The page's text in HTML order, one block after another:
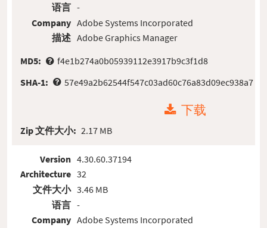
语言
Company
描述
-
Adobe Systems Incorporated
Adobe Graphics Manager
MD5:
f4e1b274a0b05939112e3917b9c3f1d8
SHA-1:
57e49a2b62544f547c03ad60c76a83d09ec938a7
下载
Zip 文件大小: 2.17 MB
Version
Architecture
文件大小
语言
Company
4.30.60.37194
32
3.46 MB
-
Adobe Systems Incorporated